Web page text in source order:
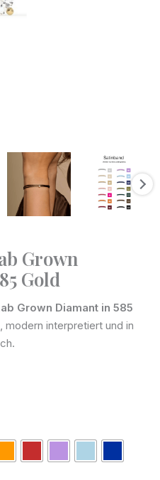
Grown
Gold
Grown Diamant in 585
modern interpretiert und in